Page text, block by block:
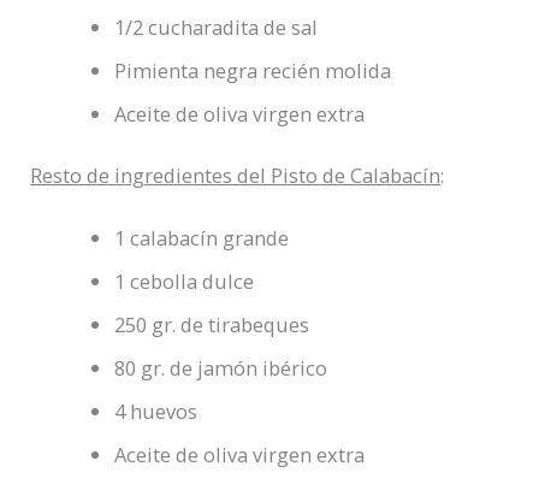
1/2 cucharadita de sal
Pimienta negra recién molida
Aceite de oliva virgen extra
Resto de ingredientes del Pisto de Calabacín:
1 calabacín grande
1 cebolla dulce
250 gr. de tirabeques
80 gr. de jamón ibérico
4 huevos
Aceite de oliva virgen extra